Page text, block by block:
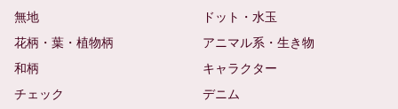
無地
ドット・水玉
花柄・葉・植物柄
アニマル系・生き物
和柄
キャラクター
チェック
デニム